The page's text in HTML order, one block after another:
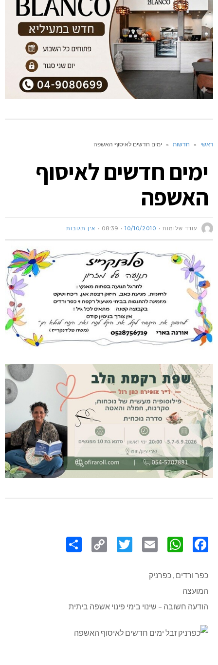
ראשי » חדשות » ימים חדשים לאיסוף האשפה
ימים חדשים לאיסוף
האשפה
עודד שלומות 10/10/2010
08:39 אין תגובות
Link
כפר ורדים , כפרניק
המועצה
הודעה חשובה – שינוי בימי פינוי אשפה ביתית